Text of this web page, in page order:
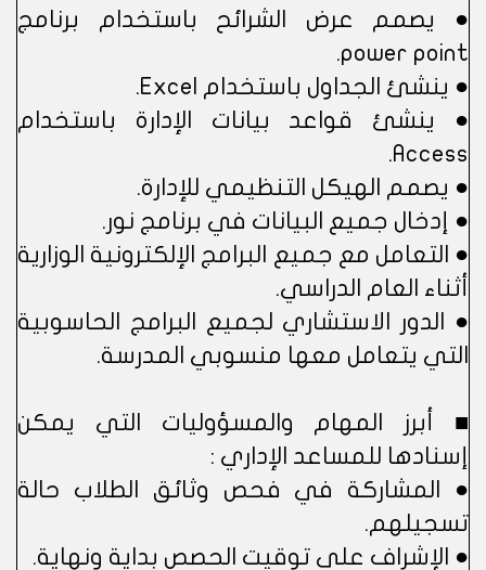
● يصمم عرض الشرائح باستخدام برنامج
power point.
● ينشئ الجداول باستخدام Excel.
● ينشئ قواعد بيانات الإدارة باستخدام
Access.
● يصمم الهيكل التنظيمي للإدارة.
● إدخال جميع البيانات في برنامج نور.
● التعامل مع جميع البرامج الإلكترونية الوزارية
أثناء العام الدراسي.
● الدور الاستشاري لجميع البرامج الحاسوبية
التي يتعامل معها منسوبي المدرسة.
■ أبرز المهام والمسؤوليات التي يمكن
إسنادها للمساعد الإداري :
● المشاركة في فحص وثائق الطلاب حالة
تسجيلهم.
● الإشراف على توقيت الحصص بداية ونهاية.